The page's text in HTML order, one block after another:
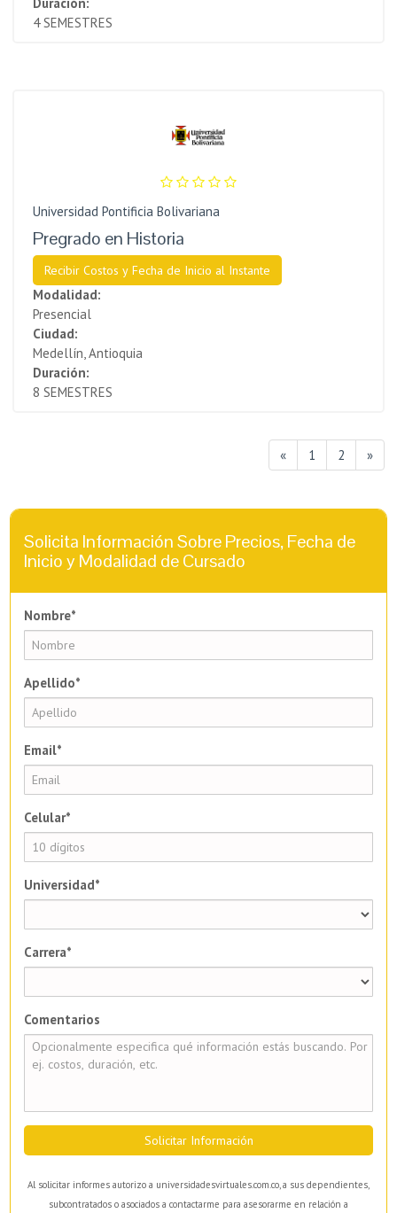
4 SEMESTRES
Universidad Pontificia Bolivariana
Pregrado en Historia
Recibir Costos y Fecha de Inicio al Instante
Modalidad:
Presencial
Ciudad:
Medellín, Antioquia
Duración:
8 SEMESTRES
« 1 2 »
Solicita Información Sobre Precios, Fecha de
Inicio y Modalidad de Cursado
Nombre*
Apellido*
Email*
Celular*
Universidad*
Carrera*
Comentarios
Solicitar Información
Al solicitar informes autorizo a universidadesvirtuales.com.co, a sus dependientes,
subcontratados o asociados a contactarme para asesorarme en relación a